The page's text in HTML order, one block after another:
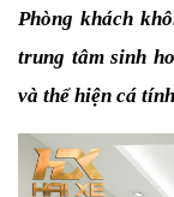
Phòng khách
trung tâm sinh
và thể hiện cá